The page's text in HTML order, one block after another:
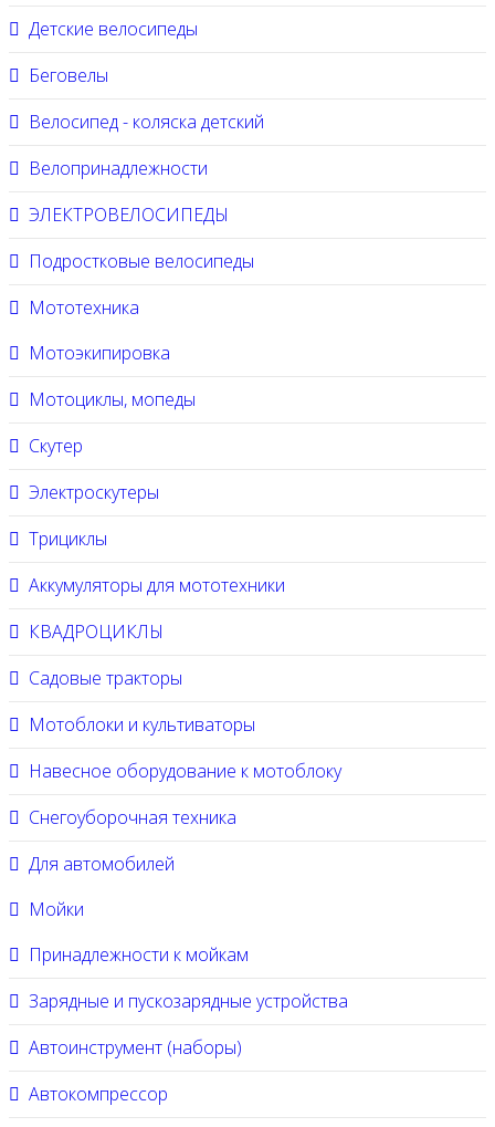
Детские велосипеды
Беговелы
Велосипед - коляска детский
Велопринадлежности
ЭЛЕКТРОВЕЛОСИПЕДЫ
Подростковые велосипеды
Мототехника
Мотоэкипировка
Мотоциклы, мопеды
Скутер
Электроскутеры
Трициклы
Аккумуляторы для мототехники
КВАДРОЦИКЛЫ
Садовые тракторы
Мотоблоки и культиваторы
Навесное оборудование к мотоблоку
Снегоуборочная техника
Для автомобилей
Мойки
Принадлежности к мойкам
Зарядные и пускозарядные устройства
Автоинструмент (наборы)
Автокомпрессор